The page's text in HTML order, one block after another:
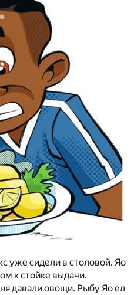
уже сидели в столовой. Яо
к стойке выдачи.
давали овощи. Рыбу Яо ел